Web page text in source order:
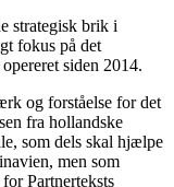
strategisk brik i
fokus på det
siden 2014.
og forståelse for det
fra hollandske
som dels skal hjælpe
men som
Partnerteksts